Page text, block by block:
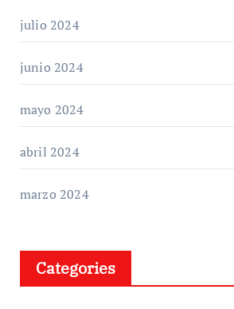
julio 2024
junio 2024
mayo 2024
abril 2024
marzo 2024
Categories